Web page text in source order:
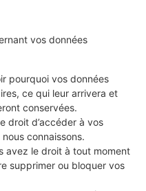
vos données
pourquoi vos données
ce qui leur arrivera et
conservées.
droit d’accéder à vos
connaissons.
avez le droit à tout moment
supprimer ou bloquer vos